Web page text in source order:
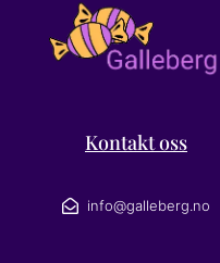
Kontakt oss
info@galleberg.no